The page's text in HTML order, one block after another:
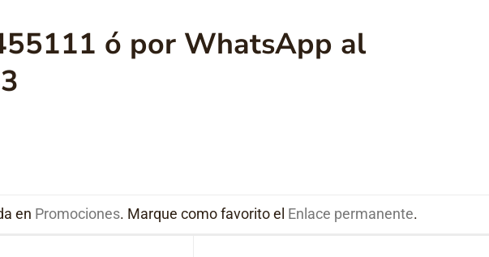
ó por WhatsApp al
en Promociones. Marque como favorito el Enlace permanente.